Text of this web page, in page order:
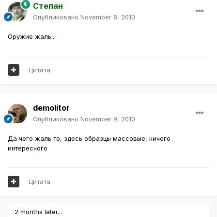
Степан
Опубликовано November 8, 2010
Оружие жаль...
Цитата
demolitor
Опубликовано November 9, 2010
Да чего жаль то, здесь образцы массовые, ничего
интересного
Цитата
2 months later...